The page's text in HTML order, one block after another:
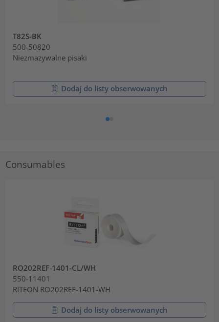
T82S-BK
500-50820
Niezmazywalne pisaki
Dodaj do listy obserwowanych
Consumables
RO202REF-1401-CL/WH
550-11401
RITEON RO202REF-1401-WH
Dodaj do listy obserwowanych